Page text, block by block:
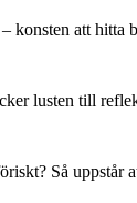
konsten att hitta
lusten till
Så uppstår